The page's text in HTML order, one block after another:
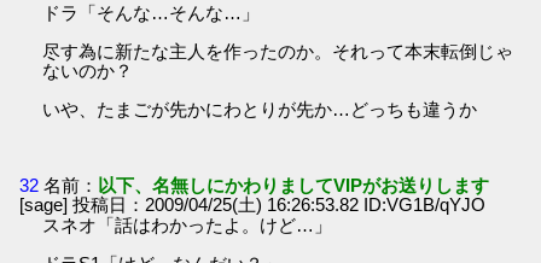
ドラ「そんな…そんな…」
尽す為に新たな主人を作ったのか。それって本末転倒じゃ
ないのか？
いや、たまごが先かにわとりが先か…どっちも違うか
32 名前： 以下、名無しにかわりましてVIPがお送りします
[sage] 投稿日：2009/04/25(土) 16:26:53.82 ID:VG1B/qYJO
スネオ「話はわかったよ。けど…」